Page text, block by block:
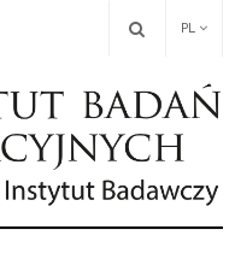
PL